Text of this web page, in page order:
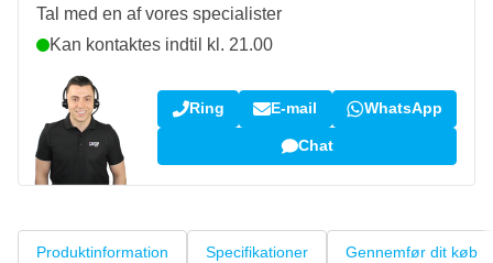
Tal med en af vores specialister
Kan kontaktes indtil kl. 21.00
Ring E-mail WhatsApp
Chat
Produktinformation Specifikationer Gennemfør dit køb